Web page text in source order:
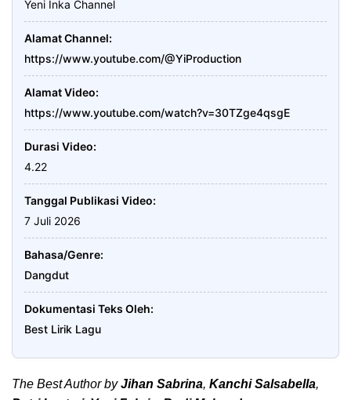
Yeni Inka Channel
Alamat Channel
https://www.youtube.com/@YiProduction
Alamat Video
https://www.youtube.com/watch?v=30TZge4qsgE
Durasi Video
4.22
Tanggal Publikasi Video
7 Juli 2026
Bahasa/Genre
Dangdut
Dokumentasi Teks Oleh
Best Lirik Lagu
The Best Author byJihan Sabrina, Kanchi Salsabella,